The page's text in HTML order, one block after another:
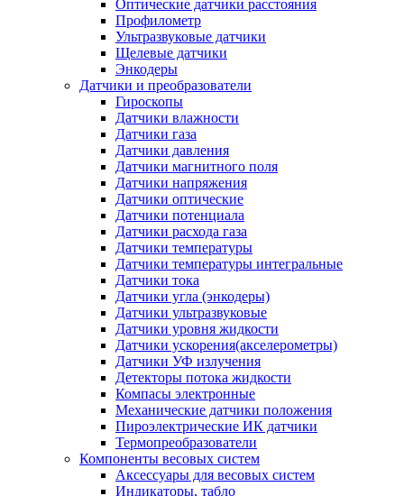
Оптические датчики расстояния
Профилометр
Ультразвуковые датчики
Щелевые датчики
Энкодеры
Датчики и преобразователи
Гироскопы
Датчики влажности
Датчики газа
Датчики давления
Датчики магнитного поля
Датчики напряжения
Датчики оптические
Датчики потенциала
Датчики расхода газа
Датчики температуры
Датчики температуры интегральные
Датчики тока
Датчики угла (энкодеры)
Датчики ультразвуковые
Датчики уровня жидкости
Датчики ускорения(акселерометры)
Датчики УФ излучения
Детекторы потока жидкости
Компасы электронные
Механические датчики положения
Пироэлектрические ИК датчики
Термопреобразователи
Компоненты весовых систем
Аксессуары для весовых систем
Индикаторы, табло